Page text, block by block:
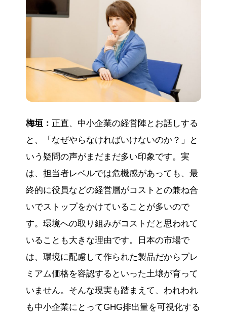
梅垣： 正直、中小企業の経営陣とお話しする
と、「なぜやらなければいけないのか？」と
いう疑問の声がまだまだ多い印象です。実
は、担当者レベルでは危機感があっても、最
終的に役員などの経営層がコストとの兼ね合
いでストップをかけていることが多いので
す。環境への取り組みがコストだと思われて
いることも大きな理由です。日本の市場で
は、環境に配慮して作られた製品だからプレ
ミアム価格を容認するといった土壌が育って
いません。そんな現実も踏まえて、われわれ
も中小企業にとってGHG排出量を可視化する